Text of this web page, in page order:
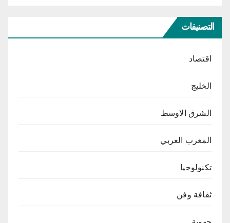
التصنيفات
اقتصاد
الخليج
الشرق الاوسط
المغرب العربي
تكنولوجيا
ثقافة وفن